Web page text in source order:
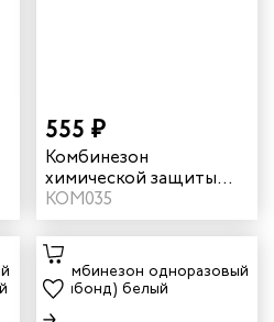
555 ₽
Комбинезон
химической защиты
Jeta Safety Jpc35 цвет
белый
КОМ035